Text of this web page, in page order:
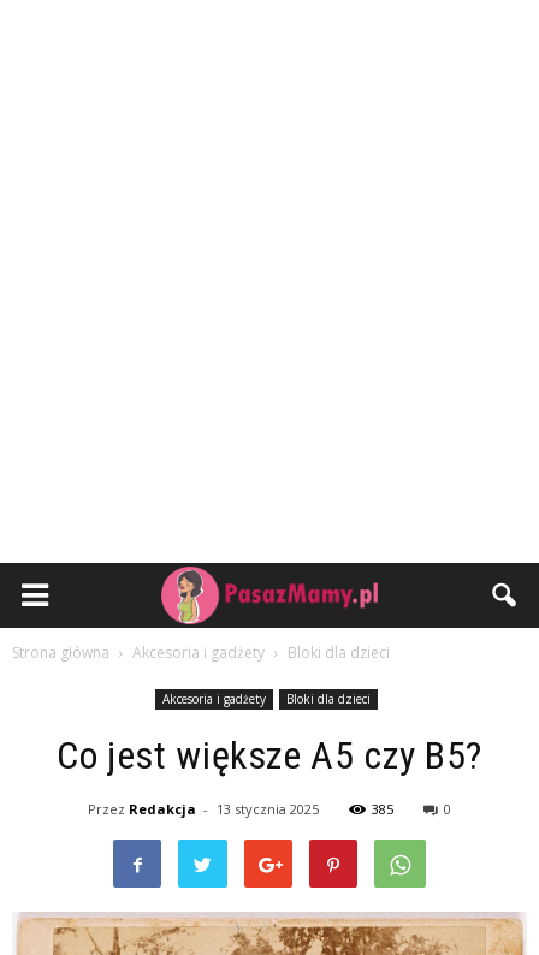
Strona główna Akcesoria i gadżety Bloki dla dzieci
Akcesoria i gadżety Bloki dla dzieci
Co jest większe A5 czy B5?
Przez Redakcja - 13 stycznia 2025 385 0